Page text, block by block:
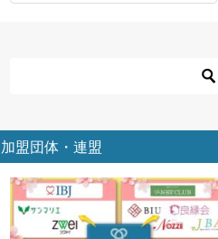
加盟団体・連盟